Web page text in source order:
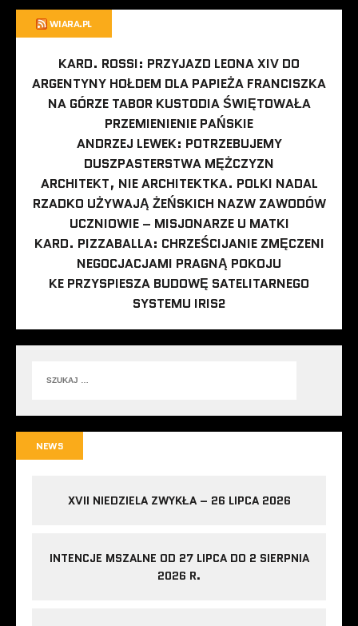
WIARA.PL
KARD. ROSSI: PRZYJAZD LEONA XIV DO
ARGENTYNY HOŁDEM DLA PAPIEŻA FRANCISZKA
NA GÓRZE TABOR KUSTODIA ŚWIĘTOWAŁA
PRZEMIENIENIE PAŃSKIE
ANDRZEJ LEWEK: POTRZEBUJEMY
DUSZPASTERSTWA MĘŻCZYZN
ARCHITEKT, NIE ARCHITEKTKA. POLKI NADAL
RZADKO UŻYWAJĄ ŻEŃSKICH NAZW ZAWODÓW
UCZNIOWIE – MISJONARZE U MATKI
KARD. PIZZABALLA: CHRZEŚCIJANIE ZMĘCZENI
NEGOCJACJAMI PRAGNĄ POKOJU
KE PRZYSPIESZA BUDOWĘ SATELITARNEGO
SYSTEMU IRIS2
NEWS
XVII NIEDZIELA ZWYKŁA – 26 LIPCA 2026
INTENCJE MSZALNE OD 27 LIPCA DO 2 SIERPNIA
2026 R.